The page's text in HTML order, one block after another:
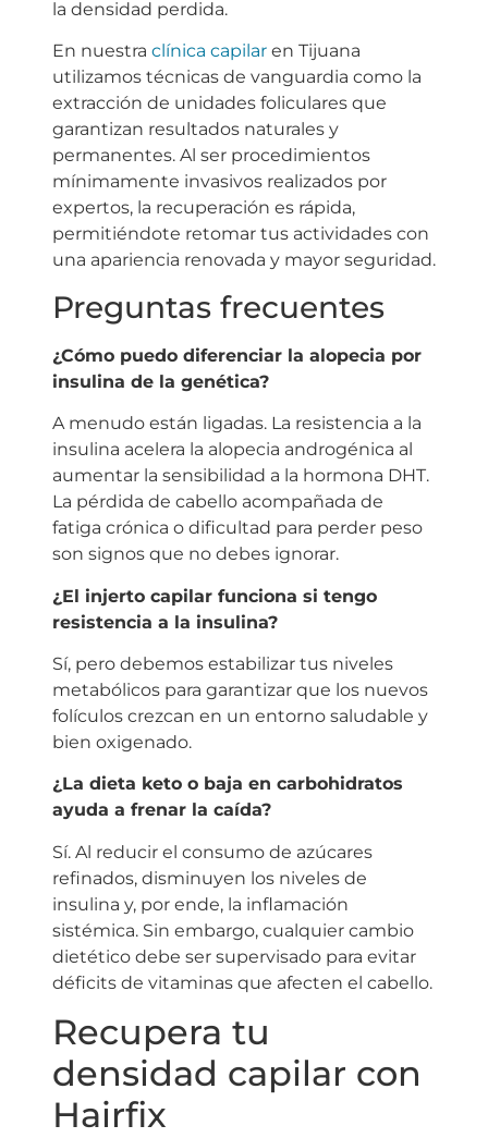
la densidad perdida.
En nuestra clínica capilar en Tijuana
utilizamos técnicas de vanguardia como la
extracción de unidades foliculares que
garantizan resultados naturales y
permanentes. Al ser procedimientos
mínimamente invasivos realizados por
expertos, la recuperación es rápida,
permitiéndote retomar tus actividades con
una apariencia renovada y mayor seguridad.
Preguntas frecuentes
¿Cómo puedo diferenciar la alopecia por
insulina de la genética?
A menudo están ligadas. La resistencia a la
insulina acelera la alopecia androgénica al
aumentar la sensibilidad a la hormona DHT.
La pérdida de cabello acompañada de
fatiga crónica o dificultad para perder peso
son signos que no debes ignorar.
¿El injerto capilar funciona si tengo
resistencia a la insulina?
Sí, pero debemos estabilizar tus niveles
metabólicos para garantizar que los nuevos
folículos crezcan en un entorno saludable y
bien oxigenado.
¿La dieta keto o baja en carbohidratos
ayuda a frenar la caída?
Sí. Al reducir el consumo de azúcares
refinados, disminuyen los niveles de
insulina y, por ende, la inflamación
sistémica. Sin embargo, cualquier cambio
dietético debe ser supervisado para evitar
déficits de vitaminas que afecten el cabello.
Recupera tu
densidad capilar con
Hairfix